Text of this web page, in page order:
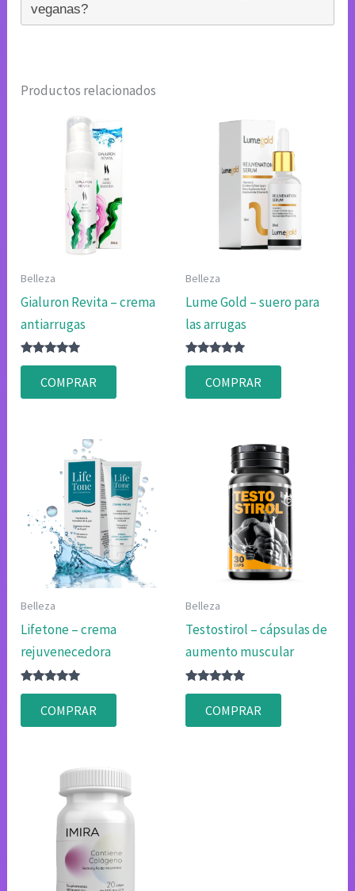
veganas?
Productos relacionados
Belleza
Gialuron Revita – crema
antiarrugas
Valorado
4.75
de 5
COMPRAR
Belleza
Lume Gold – suero para
las arrugas
Valorado
4.75
de 5
COMPRAR
Belleza
Lifetone – crema
rejuvenecedora
Valorado
4.83
de 5
COMPRAR
Belleza
Testostirol – cápsulas de
aumento muscular
Valorado
4.80
de 5
COMPRAR